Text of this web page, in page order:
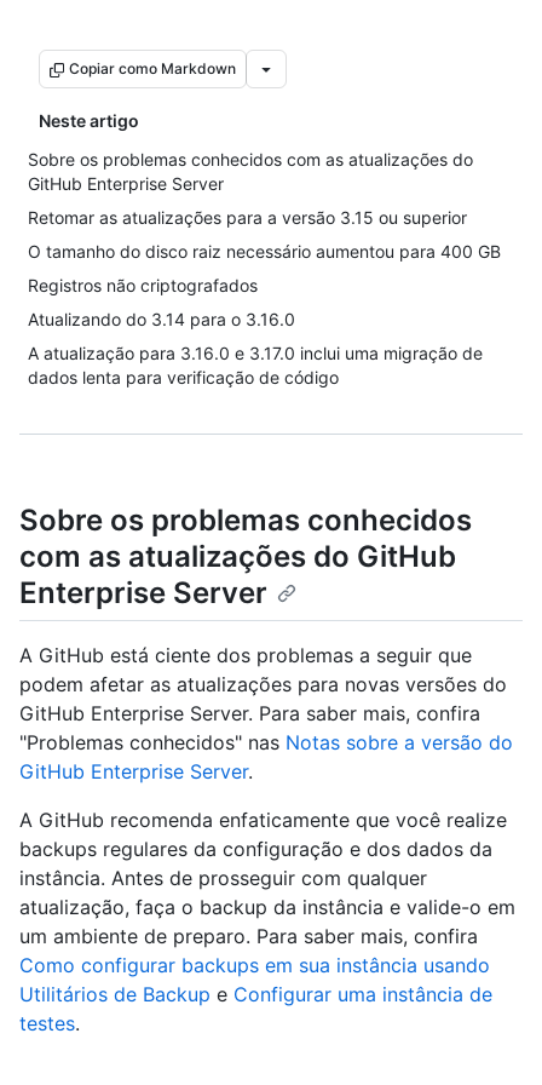
Copiar como Markdown
Neste artigo
Sobre os problemas conhecidos com as atualizações do
GitHub Enterprise Server
Retomar as atualizações para a versão 3.15 ou superior
O tamanho do disco raiz necessário aumentou para 400 GB
Registros não criptografados
Atualizando do 3.14 para o 3.16.0
A atualização para 3.16.0 e 3.17.0 inclui uma migração de
dados lenta para verificação de código
Sobre os problemas conhecidos
com as atualizações do GitHub
Enterprise Server
A GitHub está ciente dos problemas a seguir que
podem afetar as atualizações para novas versões do
GitHub Enterprise Server. Para saber mais, confira
"Problemas conhecidos" nas Notas sobre a versão do
GitHub Enterprise Server.
A GitHub recomenda enfaticamente que você realize
backups regulares da configuração e dos dados da
instância. Antes de prosseguir com qualquer
atualização, faça o backup da instância e valide-o em
um ambiente de preparo. Para saber mais, confira
Como configurar backups em sua instância usando
Utilitários de Backup e Configurar uma instância de
testes.